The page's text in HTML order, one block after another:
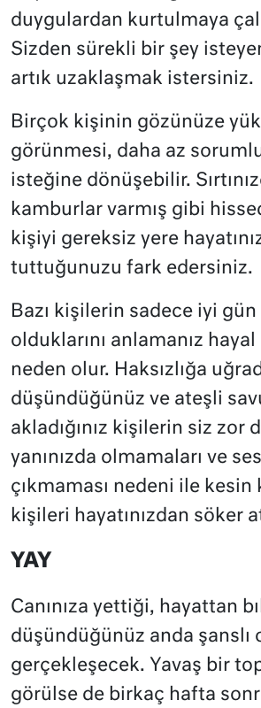
duygulardan kurtulmaya
Sizden sürekli bir şey
artık uzaklaşmak istersiniz.
Birçok kişinin gözünüze
görünmesi, daha az
isteğine dönüşebilir.
kamburlar varmış gibi
kişiyi gereksiz yere
tuttuğunuzu fark edersiniz.
Bazı kişilerin sadece iyi
olduklarını anlamanız hayal
neden olur. Haksızlığa
düşündüğünüz ve ateşli
akladığınız kişilerin siz zor
yanınızda olmamaları ve
çıkmaması nedeni ile kesin
kişileri hayatınızdan söker
YAY
Canınıza yettiği, hayattan
düşündüğünüz anda şanslı
gerçekleşecek. Yavaş bir
görülse de birkaç hafta